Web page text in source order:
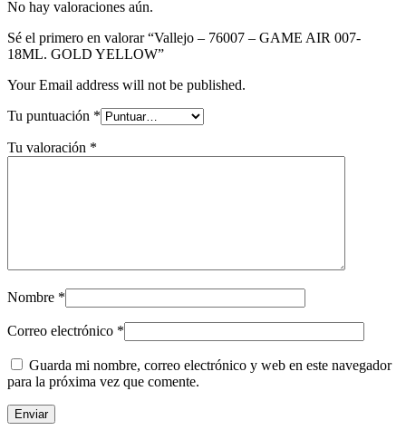
No hay valoraciones aún.
Sé el primero en valorar “Vallejo – 76007 – GAME AIR 007-
18ML. GOLD YELLOW”
Your Email address will not be published.
Tu puntuación *
Tu valoración *
Nombre *
Correo electrónico *
Guarda mi nombre, correo electrónico y web en este navegador
para la próxima vez que comente.